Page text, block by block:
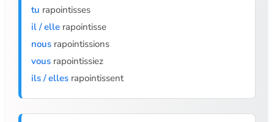
tu rapointisses
il / elle rapointisse
nous rapointissions
vous rapointissiez
ils / elles rapointissent